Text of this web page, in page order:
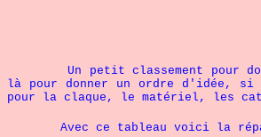
Un petit classement pour
là pour donner un ordre d'idée, si
pour la claque, le matériel, les
Avec ce tableau voici la